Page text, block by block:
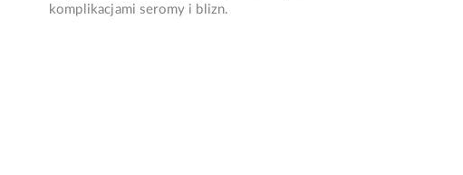
komplikacjami seromy i blizn.